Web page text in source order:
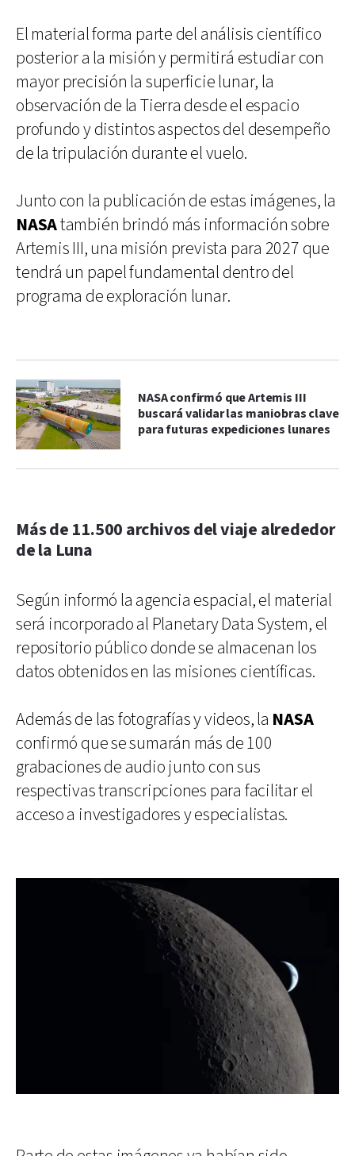
El material forma parte del análisis científico
posterior a la misión y permitirá estudiar con
mayor precisión la superficie lunar, la
observación de la Tierra desde el espacio
profundo y distintos aspectos del desempeño
de la tripulación durante el vuelo.
Junto con la publicación de estas imágenes, la
NASAtambién brindó más información sobre
Artemis III, una misión prevista para 2027 que
tendrá un papel fundamental dentro del
programa de exploración lunar.
NASA confirmó que Artemis III
buscará validar las maniobras clave
para futuras expediciones lunares
Más de 11.500 archivos del viaje alrededor
de la Luna
Según informó la agencia espacial, el material
será incorporado al Planetary Data System, el
repositorio público donde se almacenan los
datos obtenidos en las misiones científicas.
Además de las fotografías y videos, la NASA
confirmó que se sumarán más de 100
grabaciones de audio junto con sus
respectivas transcripciones para facilitar el
acceso a investigadores y especialistas.